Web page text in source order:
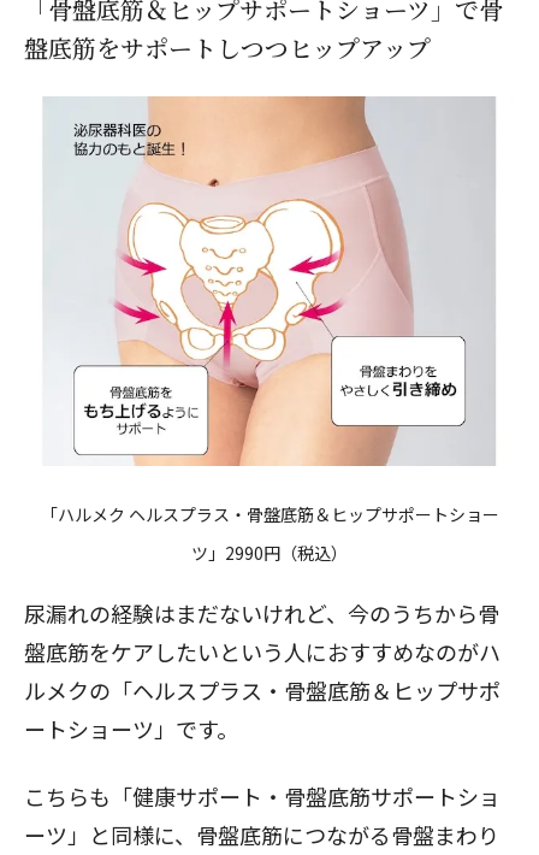
「骨盤底筋＆ヒップサポートショーツ」で骨
盤底筋をサポートしつつヒップアップ
「ハルメク ヘルスプラス・骨盤底筋＆ヒップサポートショー
ツ 」2990円（税込）
尿漏れの経験はまだないけれど、今のうちから骨
盤底筋をケアしたいという人におすすめなのがハ
ルメクの「ヘルスプラス・骨盤底筋＆ヒップサポ
ートショーツ 」です。
こちらも「健康サポート・骨盤底筋サポートショ
ーツ」と同様に、骨盤底筋につながる骨盤まわり